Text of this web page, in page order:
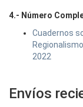
4.- Número
Cuadernos
2022
Envíos